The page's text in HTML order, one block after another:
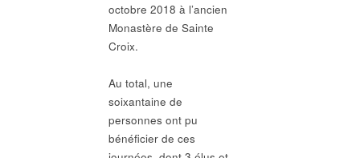
octobre 2018 à l’ancien
Monastère de Sainte
Croix.
Au total, une
soixantaine de
personnes ont pu
bénéficier de ces